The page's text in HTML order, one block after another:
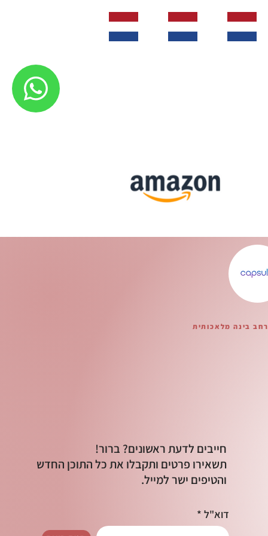
חייבים לדעת ראשונים? ברור!
תשאירו פרטים ותקבלו את כל התוכן החדש
והטיפים ישר למייל.
דוא"ל
בינה מלאכותית